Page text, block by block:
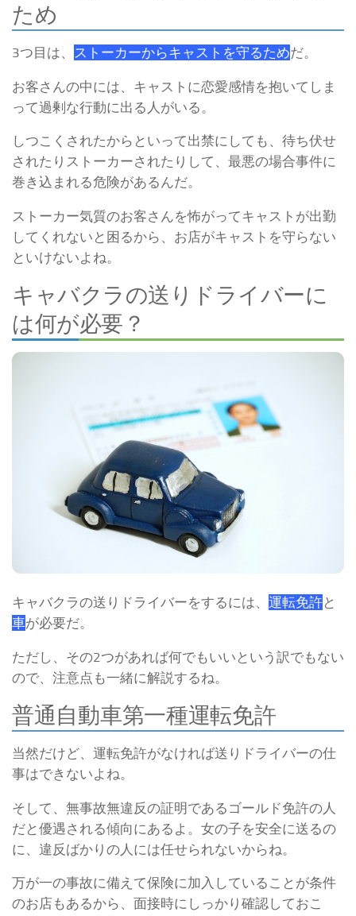
ため
3つ目は、 ストーカーからキャストを守るためだ。
お客さんの中には、キャストに恋愛感情を抱いてしま
って過剰な行動に出る人がいる。
しつこくされたからといって出禁にしても、待ち伏せ
されたりストーカーされたりして、最悪の場合事件に
巻き込まれる危険があるんだ。
ストーカー気質のお客さんを怖がってキャストが出勤
してくれないと困るから、お店がキャストを守らない
といけないよね。
キャバクラの送りドライバーに
は何が必要？
キャバクラの送りドライバーをするには、 運転免許と
車が必要だ。
ただし、その2つがあれば何でもいいという訳でもない
ので、注意点も一緒に解説するね。
普通自動車第一種運転免許
当然だけど、運転免許がなければ送りドライバーの仕
事はできないよね。
そして、無事故無違反の証明であるゴールド免許の人
だと優遇される傾向にあるよ。 女の子を安全に送るの
に、違反ばかりの人には任せられないからね。
万が一の事故に備えて保険に加入していることが条件
のお店もあるから、面接時にしっかり確認しておこ